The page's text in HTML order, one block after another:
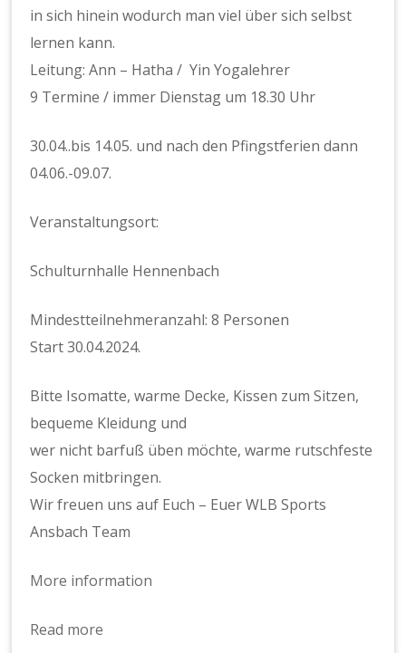
in sich hinein wodurch man viel über sich selbst
lernen kann.
Leitung: Ann – Hatha / Yin Yogalehrer
9 Termine / immer Dienstag um 18.30 Uhr
30.04..bis 14.05. und nach den Pfingstferien dann
04.06.-09.07.
Veranstaltungsort:
Schulturnhalle Hennenbach
Mindestteilnehmeranzahl: 8 Personen
Start 30.04.2024.
Bitte Isomatte, warme Decke, Kissen zum Sitzen,
bequeme Kleidung und
wer nicht barfuß üben möchte, warme rutschfeste
Socken mitbringen.
Wir freuen uns auf Euch – Euer WLB Sports
Ansbach Team
More information
Read more